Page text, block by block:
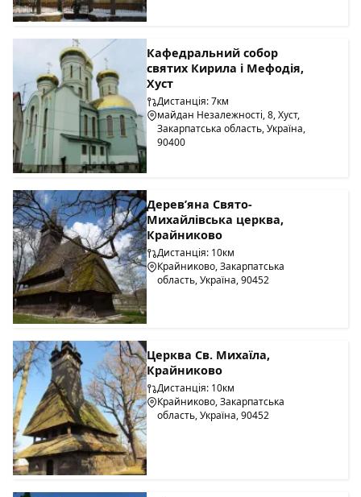
Кафедральний собор
святих Кирила і Мефодія,
Хуст
Дистанція: 7км
майдан Незалежності, 8, Хуст,
Закарпатська область, Україна,
90400
Дерев’яна Свято-
Михайлівська церква,
Крайниково
Дистанція: 10км
Крайниково, Закарпатська
область, Україна, 90452
Церква Св. Михаїла,
Крайниково
Дистанція: 10км
Крайниково, Закарпатська
область, Україна, 90452